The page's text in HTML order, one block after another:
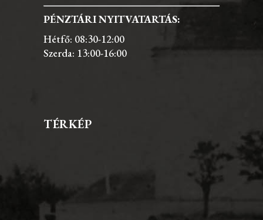
PÉNZTÁRI NYITVATARTÁS:
Hétfő: 08:30-12:00
Szerda: 13:00-16:00
TÉRKÉP